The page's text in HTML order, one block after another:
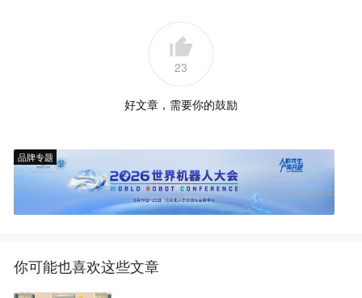
23
好文章，需要你的鼓励
品牌专题
你可能也喜欢这些文章